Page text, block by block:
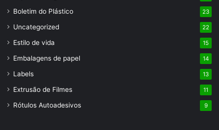
Boletim do Plástico 23
Uncategorized 22
Estilo de vida 15
Embalagens de papel 14
Labels 13
Extrusão de Filmes 11
Rótulos Autoadesivos 9